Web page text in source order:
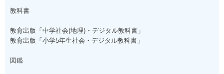
教科書
教育出版「中学社会(地理)・デジタル教科書」
教育出版「小学5年生社会・デジタル教科書」
図鑑